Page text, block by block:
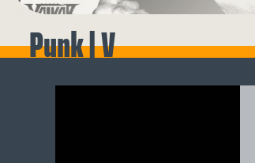
Punk | V